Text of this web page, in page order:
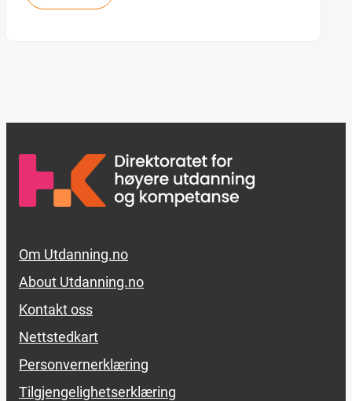
Footer links
Om Utdanning.no
About Utdanning.no
Kontakt oss
Nettstedkart
Personvernerklæring
Tilgjengelighetserklæring